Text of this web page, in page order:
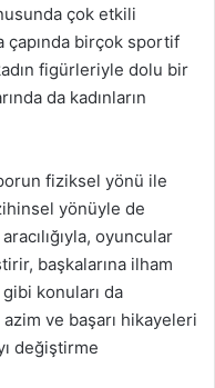
çok etkili
çapında birçok sportif
figürleriyle dolu bir
da kadınların
fiziksel yönü ile
yönüyle de
oyuncular
başkalarına ilham
konuları da
ve başarı hikayeleri
değiştirme